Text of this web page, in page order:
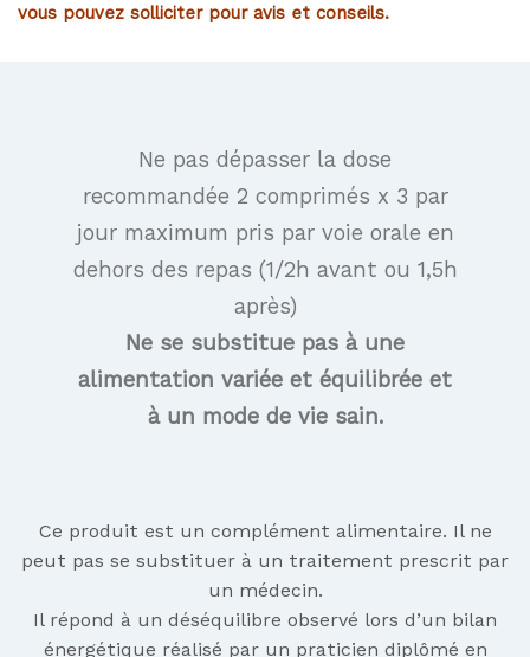
vous pouvez solliciter pour avis et conseils.
Ne pas dépasser la dose
recommandée 2 comprimés x 3 par
jour maximum pris par voie orale en
dehors des repas (1/2h avant ou 1,5h
après)
Ne se substitue pas à une
alimentation variée et équilibrée et
à un mode de vie sain.
Ce produit est un complément alimentaire. Il ne
peut pas se substituer à un traitement prescrit par
un médecin.
Il répond à un déséquilibre observé lors d’un bilan
énergétique réalisé par un praticien diplômé en